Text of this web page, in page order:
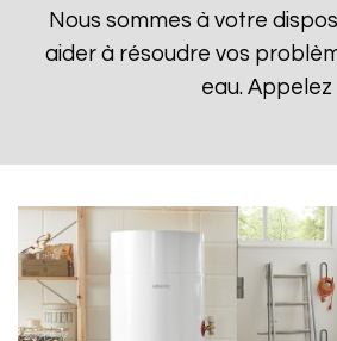
Nous sommes à votre
aider à résoudre vos
eau. Appelez